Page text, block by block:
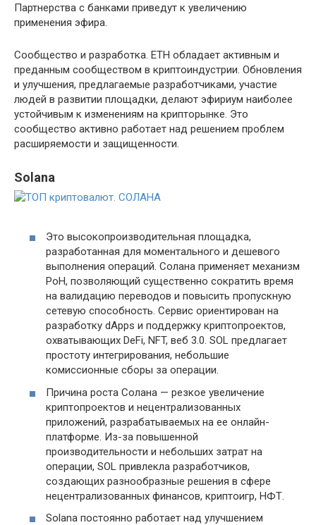
Партнерства с банками приведут к увеличению
применения эфира.
Сообщество и разработка. ETH обладает активным и
преданным сообществом в криптоиндустрии. Обновления
и улучшения, предлагаемые разработчиками, участие
людей в развитии площадки, делают эфириум наиболее
устойчивым к изменениям на крипторынке. Это
сообщество активно работает над решением проблем
расширяемости и защищенности.
Solana
Это высокопроизводительная площадка,
разработанная для моментального и дешевого
выполнения операций. Солана применяет механизм
PoH, позволяющий существенно сократить время
на валидацию переводов и повысить пропускную
сетевую способность. Сервис ориентирован на
разработку dApps и поддержку криптопроектов,
охватывающих DeFi, NFT, веб 3.0. SOL предлагает
простоту интегрирования, небольшие
комиссионные сборы за операции.
Причина роста Солана — резкое увеличение
криптопроектов и нецентрализованных
приложений, разрабатываемых на ее онлайн-
платформе. Из-за повышенной
производительности и небольших затрат на
операции, SOL привлекла разработчиков,
создающих разнообразные решения в сфере
нецентрализованных финансов, криптоигр, НФТ.
Solana постоянно работает над улучшением